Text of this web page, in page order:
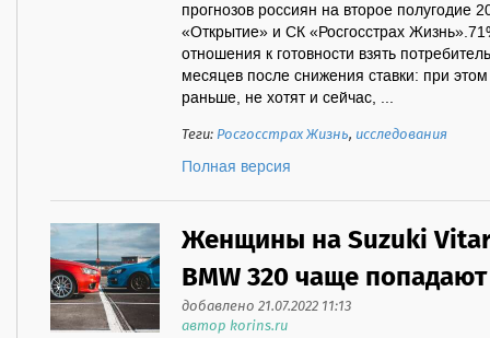
прогнозов россиян на второе полугодие
«Открытие» и СК «Росгосстрах
отношения к готовности взять
месяцев после снижения ставки: при
раньше, не хотят и сейчас, ...
Теги:Росгосстрах Жизнь, исследования
Полная версия
Женщины на Suzuki
BMW 320 чаще
добавлено 21.07.2022 11:13
автор korins.ru